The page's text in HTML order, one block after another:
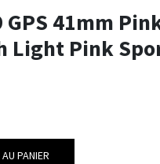
41mm
Light Pink
PANIER